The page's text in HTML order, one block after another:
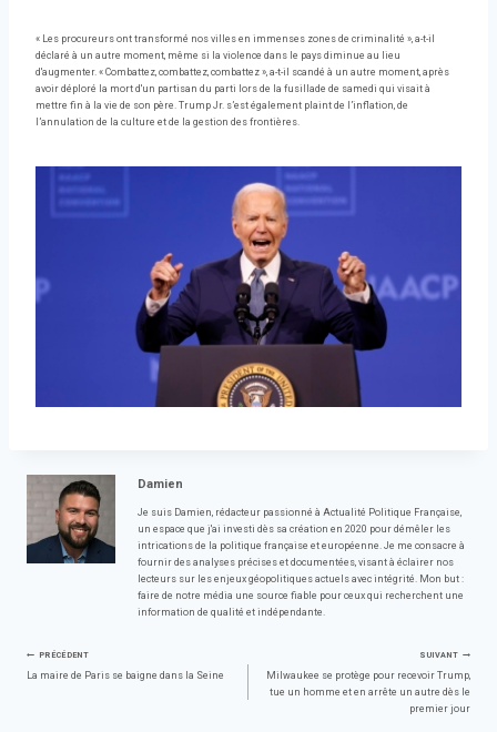
« Les procureurs ont transformé nos villes en immenses zones de criminalité », a-t-il
déclaré à un autre moment, même si la violence dans le pays diminue au lieu
d'augmenter. « Combattez, combattez, combattez », a-t-il scandé à un autre moment, après
avoir déploré la mort d'un partisan du parti lors de la fusillade de samedi qui visait à
mettre fin à la vie de son père. Trump Jr. s’est également plaint de l’inflation, de
l’annulation de la culture et de la gestion des frontières.
Damien
Je suis Damien, rédacteur passionné à Actualité Politique Française,
un espace que j'ai investi dès sa création en 2020 pour démêler les
intrications de la politique française et européenne. Je me consacre à
fournir des analyses précises et documentées, visant à éclairer nos
lecteurs sur les enjeux géopolitiques actuels avec intégrité. Mon but :
faire de notre média une source fiable pour ceux qui recherchent une
information de qualité et indépendante.
Navigation
PRÉCÉDENT
La maire de Paris se baigne dans la Seine
SUIVANT
Milwaukee se protège pour recevoir Trump,
tue un homme et en arrête un autre dès le
premier jour